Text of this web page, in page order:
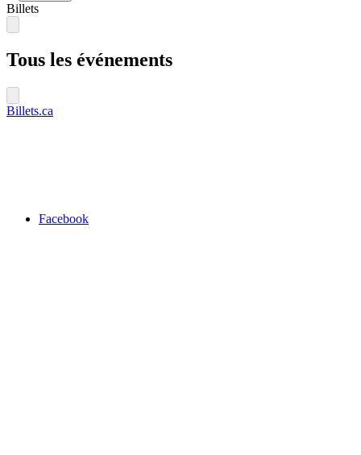
Billets
Tous les événements
Billets.ca
Facebook